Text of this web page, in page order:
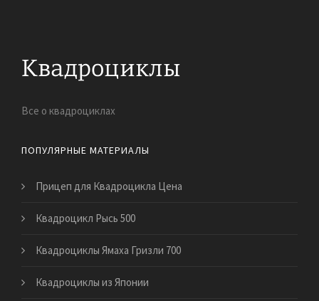
Все о квадроциклах
ПОПУЛЯРНЫЕ МАТЕРИАЛЫ
Прицеп для Квадроцикла Цена
Квадроцикл Рысь 500
Квадроциклы Ямаха Гризли 700
Квадроциклы из Японии